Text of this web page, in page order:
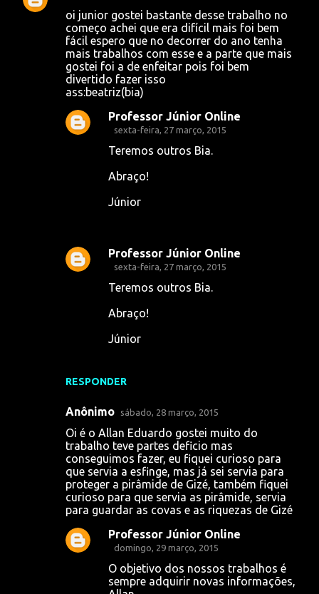
oi junior gostei bastante desse trabalho no
começo achei que era difícil mais foi bem
fácil espero que no decorrer do ano tenha
mais trabalhos com esse e a parte que mais
gostei foi a de enfeitar pois foi bem
divertido fazer isso
ass:beatriz(bia)
RESPONDER
Professor Júnior Online
sexta-feira, 27 março, 2015
Teremos outros Bia.
Abraço!
Júnior
Professor Júnior Online
sexta-feira, 27 março, 2015
Teremos outros Bia.
Abraço!
Júnior
Anônimo sábado, 28 março, 2015
Oi é o Allan Eduardo gostei muito do
trabalho teve partes deficio mas
conseguimos fazer, eu fiquei curioso para
que servia a esfinge, mas já sei servia para
proteger a pirâmide de Gizé, também fiquei
curioso para que servia as pirâmide, servia
para guardar as covas e as riquezas de Gizé
Professor Júnior Online
domingo, 29 março, 2015
O objetivo dos nossos trabalhos é
sempre adquirir novas informações,